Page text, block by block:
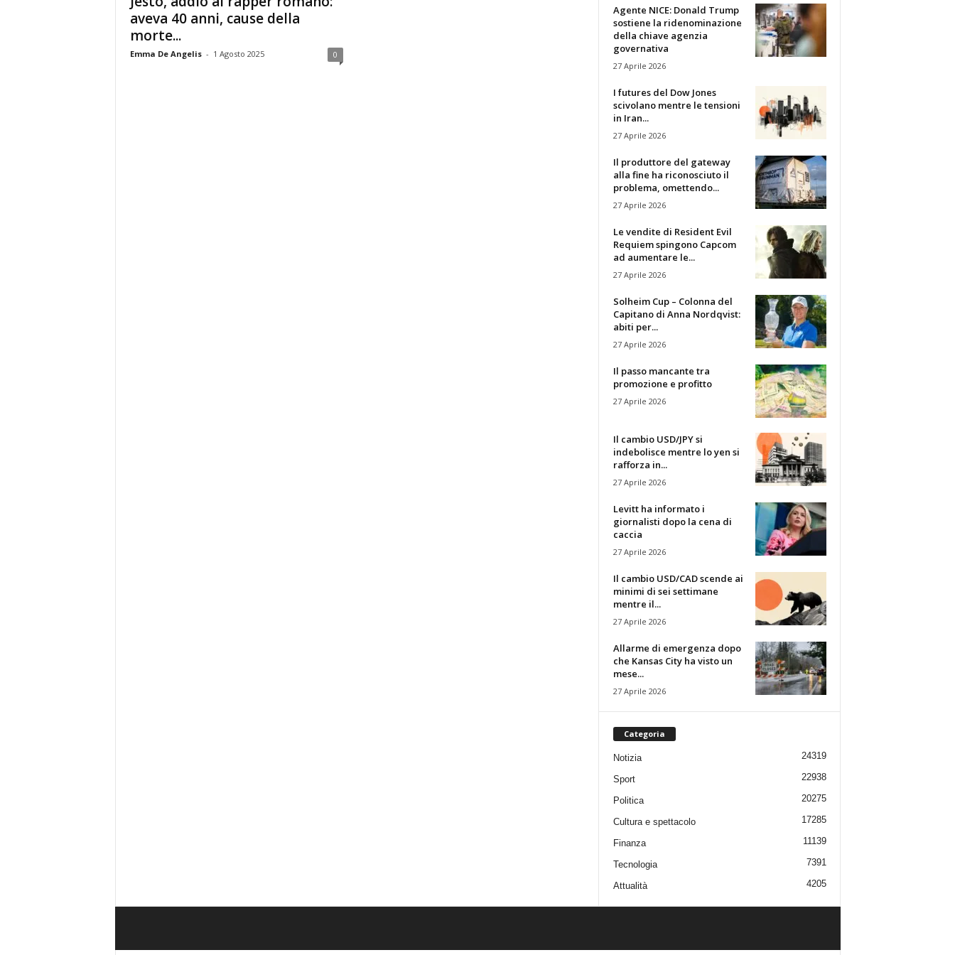
aveva 40 anni, cause della
morte...
Emma De Angelis - 1 Agosto 2025 0
Agente NICE: Donald Trump
sostiene la ridenominazione
della chiave agenzia
governativa
27 Aprile 2026
I futures del Dow Jones
scivolano mentre le tensioni
in Iran...
27 Aprile 2026
Il produttore del gateway
alla fine ha riconosciuto il
problema, omettendo...
27 Aprile 2026
Le vendite di Resident Evil
Requiem spingono Capcom
ad aumentare le...
27 Aprile 2026
Solheim Cup – Colonna del
Capitano di Anna Nordqvist:
abiti per...
27 Aprile 2026
Il passo mancante tra
promozione e profitto
27 Aprile 2026
Il cambio USD/JPY si
indebolisce mentre lo yen si
rafforza in...
27 Aprile 2026
Levitt ha informato i
giornalisti dopo la cena di
caccia
27 Aprile 2026
Il cambio USD/CAD scende ai
minimi di sei settimane
mentre il...
27 Aprile 2026
Allarme di emergenza dopo
che Kansas City ha visto un
mese...
27 Aprile 2026
Categoria
Notizia 24319
Sport 22938
Politica 20275
Cultura e spettacolo 17285
Finanza 11139
Tecnologia 7391
Attualità 4205